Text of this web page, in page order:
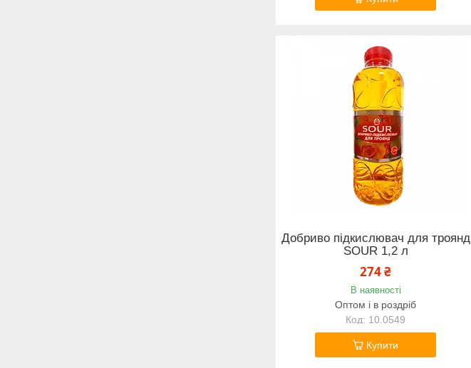
Добриво підкислювач для троянд
SOUR 1,2 л
274 ₴
В наявності
Оптом і в роздріб
10.0549
Купити